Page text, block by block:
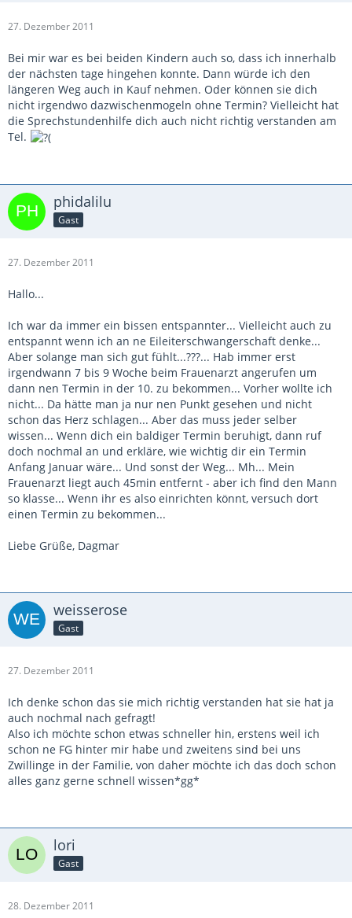
27. Dezember 2011
Bei mir war es bei beiden Kindern auch so, dass ich innerhalb
der nächsten tage hingehen konnte. Dann würde ich den
längeren Weg auch in Kauf nehmen. Oder können sie dich
nicht irgendwo dazwischenmogeln ohne Termin? Vielleicht hat
die Sprechstundenhilfe dich auch nicht richtig verstanden am
Tel.
phidalilu
Gast
27. Dezember 2011
Hallo...
Ich war da immer ein bissen entspannter... Vielleicht auch zu
entspannt wenn ich an ne Eileiterschwangerschaft denke...
Aber solange man sich gut fühlt...???... Hab immer erst
irgendwann 7 bis 9 Woche beim Frauenarzt angerufen um
dann nen Termin in der 10. zu bekommen... Vorher wollte ich
nicht... Da hätte man ja nur nen Punkt gesehen und nicht
schon das Herz schlagen... Aber das muss jeder selber
wissen... Wenn dich ein baldiger Termin beruhigt, dann ruf
doch nochmal an und erkläre, wie wichtig dir ein Termin
Anfang Januar wäre... Und sonst der Weg... Mh... Mein
Frauenarzt liegt auch 45min entfernt - aber ich find den Mann
so klasse... Wenn ihr es also einrichten könnt, versuch dort
einen Termin zu bekommen...
Liebe Grüße, Dagmar
weisserose
Gast
27. Dezember 2011
Ich denke schon das sie mich richtig verstanden hat sie hat ja
auch nochmal nach gefragt!
Also ich möchte schon etwas schneller hin, erstens weil ich
schon ne FG hinter mir habe und zweitens sind bei uns
Zwillinge in der Familie, von daher möchte ich das doch schon
alles ganz gerne schnell wissen*gg*
lori
Gast
28. Dezember 2011